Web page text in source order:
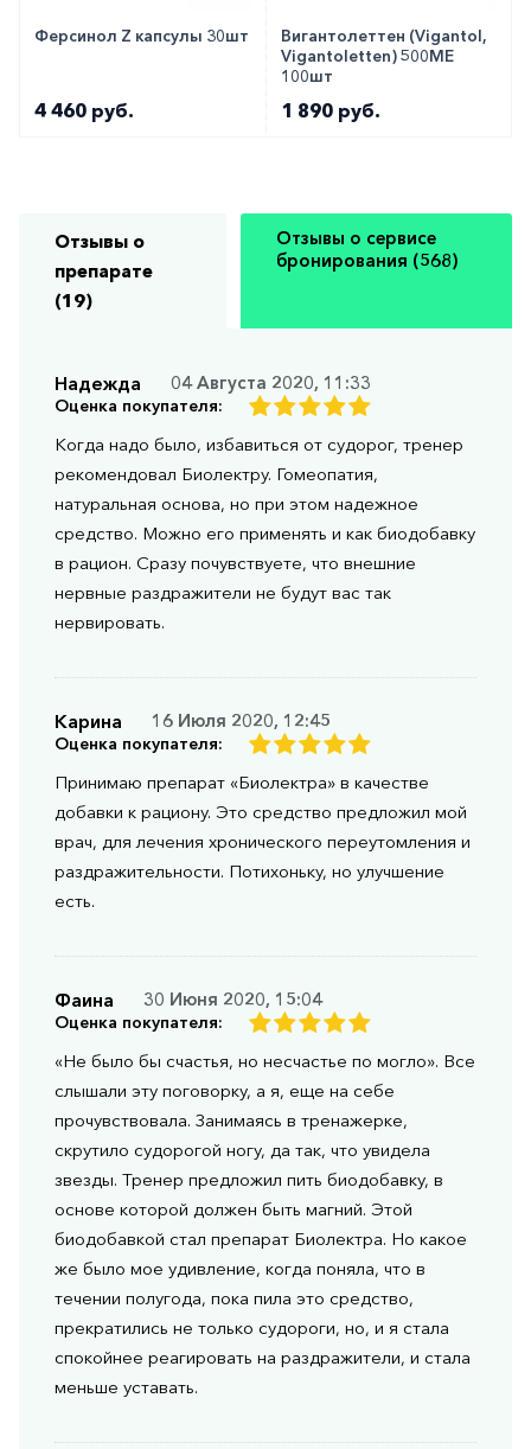
Ферсинол Z капсулы 30шт
4 460 руб.
Вигантолеттен (Vigantol,
Vigantoletten) 500МЕ
100шт
1 890 руб.
Отзывы о
препарате
(19)
Отзывы о сервисе
бронирования (568)
Надежда 04 Августа 2020, 11:33
Оценка покупателя:
Когда надо было, избавиться от судорог, тренер
рекомендовал Биолектру. Гомеопатия,
натуральная основа, но при этом надежное
средство. Можно его применять и как биодобавку
в рацион. Сразу почувствуете, что внешние
нервные раздражители не будут вас так
нервировать.
Карина 16 Июля 2020, 12:45
Оценка покупателя:
Принимаю препарат «Биолектра» в качестве
добавки к рациону. Это средство предложил мой
врач, для лечения хронического переутомления и
раздражительности. Потихоньку, но улучшение
есть.
Фаина 30 Июня 2020, 15:04
Оценка покупателя:
«Не было бы счастья, но несчастье по могло». Все
слышали эту поговорку, а я, еще на себе
прочувствовала. Занимаясь в тренажерке,
скрутило судорогой ногу, да так, что увидела
звезды. Тренер предложил пить биодобавку, в
основе которой должен быть магний. Этой
биодобавкой стал препарат Биолектра. Но какое
же было мое удивление, когда поняла, что в
течении полугода, пока пила это средство,
прекратились не только судороги, но, и я стала
спокойнее реагировать на раздражители, и стала
меньше уставать.